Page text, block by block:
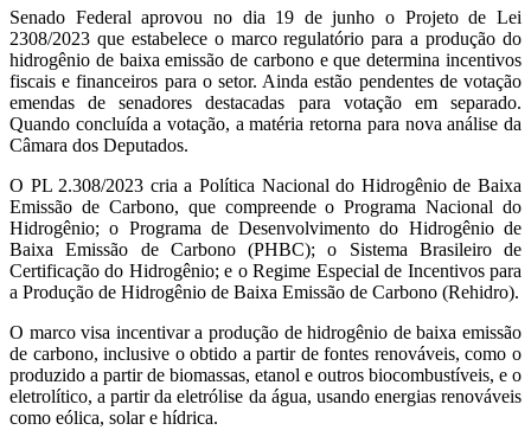
Senado Federal aprovou no dia 19 de junho o Projeto de Lei
2308/2023 que estabelece o marco regulatório para a produção do
hidrogênio de baixa emissão de carbono e que determina incentivos
fiscais e financeiros para o setor. Ainda estão pendentes de votação
emendas de senadores destacadas para votação em separado.
Quando concluída a votação, a matéria retorna para nova análise da
Câmara dos Deputados.
O PL 2.308/2023 cria a Política Nacional do Hidrogênio de Baixa
Emissão de Carbono, que compreende o Programa Nacional do
Hidrogênio; o Programa de Desenvolvimento do Hidrogênio de
Baixa Emissão de Carbono (PHBC); o Sistema Brasileiro de
Certificação do Hidrogênio; e o Regime Especial de Incentivos para
a Produção de Hidrogênio de Baixa Emissão de Carbono (Rehidro).
O marco visa incentivar a produção de hidrogênio de baixa emissão
de carbono, inclusive o obtido a partir de fontes renováveis, como o
produzido a partir de biomassas, etanol e outros biocombustíveis, e o
eletrolítico, a partir da eletrólise da água, usando energias renováveis
como eólica, solar e hídrica.